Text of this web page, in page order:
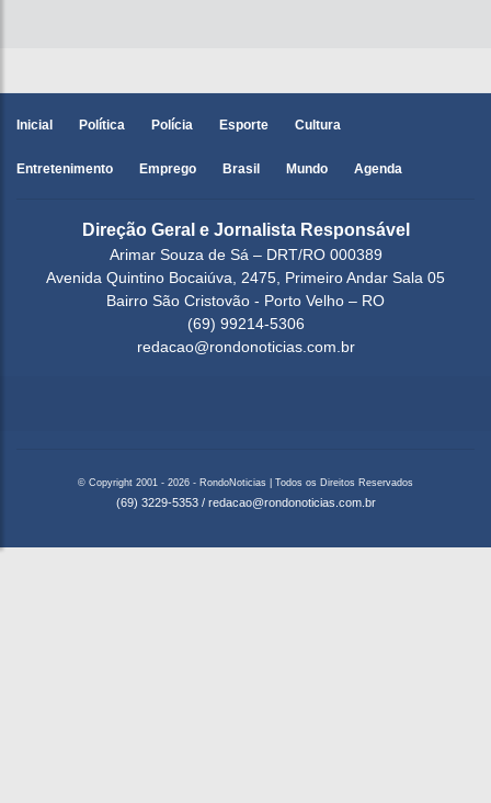
Inicial Política Polícia Esporte Cultura
Entretenimento Emprego Brasil Mundo Agenda
Direção Geral e Jornalista Responsável
Arimar Souza de Sá – DRT/RO 000389
Avenida Quintino Bocaiúva, 2475, Primeiro Andar Sala 05
Bairro São Cristovão - Porto Velho – RO
(69) 99214-5306
redacao@rondonoticias.com.br
© Copyright 2001 - 2026 - RondoNoticias | Todos os Direitos Reservados
(69) 3229-5353 / redacao@rondonoticias.com.br